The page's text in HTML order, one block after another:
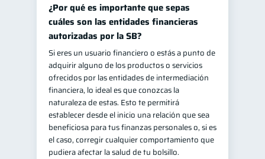
¿Por qué es importante que sepas
cuáles son las entidades financieras
autorizadas por la SB?
Si eres un usuario financiero o estás a punto de
adquirir alguno de los productos o servicios
ofrecidos por las entidades de intermediación
financiera, lo ideal es que conozcas la
naturaleza de estas. Esto te permitirá
establecer desde el inicio una relación que sea
beneficiosa para tus finanzas personales o, si es
el caso, corregir cualquier comportamiento que
pudiera afectar la salud de tu bolsillo.